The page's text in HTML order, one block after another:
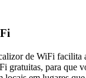
de WiFi facilita
gratuitas, para que